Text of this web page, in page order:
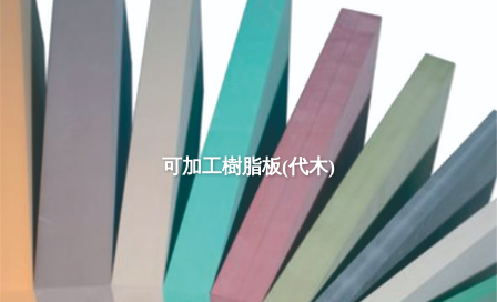
可加工樹脂板(代木)